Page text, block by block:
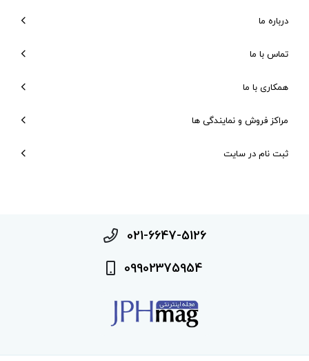
درباره ما
تماس با ما
همکاری با ما
مراکز فروش و نمایندگی ها
ثبت نام در سایت
021-6647-5126
09902375954